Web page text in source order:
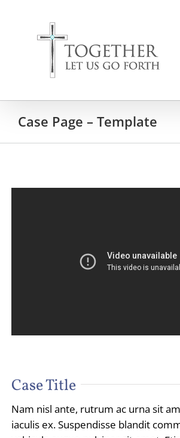
Case Page – Template
Case Title
Nam nisl ante, rutrum ac urna sit
iaculis ex. Suspendisse blandit